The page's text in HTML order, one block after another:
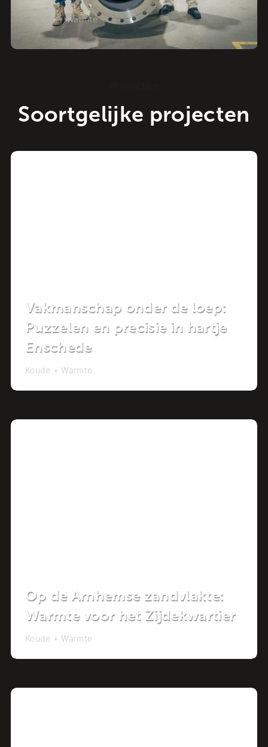
Koude + Warmte - Raalte
Soortgelijke projecten
Vakmanschap onder de loep:
Puzzelen en precisie in hartje
Enschede
Koude + Warmte
Op de Arnhemse zandvlakte:
Warmte voor het Zijdekwartier
Koude + Warmte